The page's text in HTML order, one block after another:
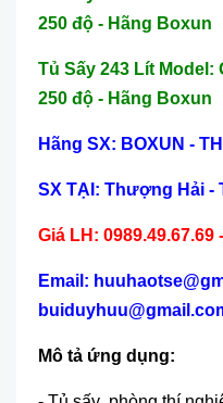
250 độ - Hãng Boxun
Tủ Sấy 243 Lít Model:
250 độ - Hãng Boxun
Hãng SX: BOXUN -
SX TẠI: Thượng Hải -
Giá LH: 0989.49.67.69
Email:
Mô tả ứng dụng: